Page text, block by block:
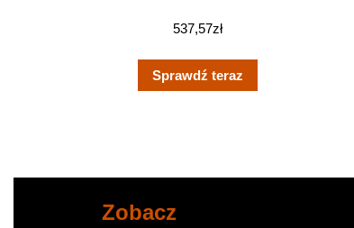
537,57zł
Sprawdź teraz
Zobacz